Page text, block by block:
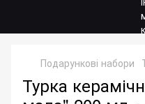
Подарункові набори
Турка